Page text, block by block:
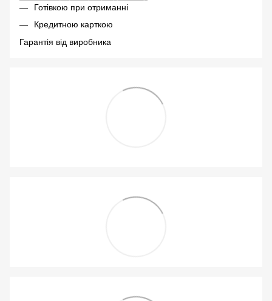
Готівкою при отриманні
Кредитною карткою
Гарантія від виробника